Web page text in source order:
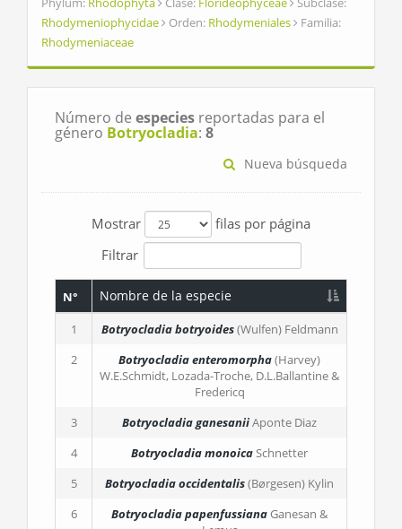
Rhodymeniophycidae
Orden: Rhodymeniales
Familia:
Rhodymeniaceae
Número de especies reportadas para el
género Botryocladia: 8
Nueva búsqueda
Mostrar
filas por página
Filtrar
N° Nombre de la especie
1 Botryocladia botryoides(Wulfen) Feldmann
2
Botryocladia enteromorpha(Harvey)
W.E.Schmidt, Lozada-Troche, D.L.Ballantine &
Fredericq
3
Botryocladia ganesaniiAponte Diaz
4
Botryocladia monoicaSchnetter
5
Botryocladia occidentalis(Børgesen) Kylin
6
Botryocladia papenfussianaGanesan &